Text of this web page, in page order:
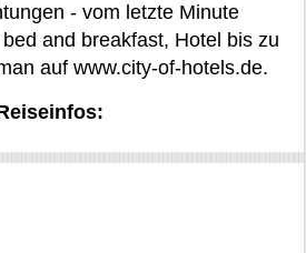
- vom letzte Minute
and breakfast, Hotel bis zu
auf www.city-of-hotels.de.